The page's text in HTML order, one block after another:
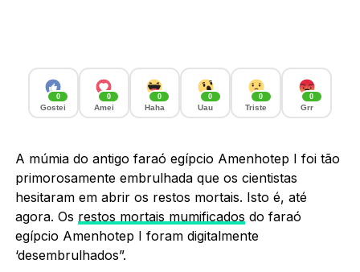
0
Gostei
0
Amei
0
Haha
0
Uau
0
Triste
0
Grr
A múmia do antigo faraó egípcio Amenhotep I foi tão
primorosamente embrulhada que os cientistas
hesitaram em abrir os restos mortais. Isto é, até
agora. Os restos mortais mumificados do faraó
egípcio Amenhotep I foram digitalmente
‘desembrulhados”.